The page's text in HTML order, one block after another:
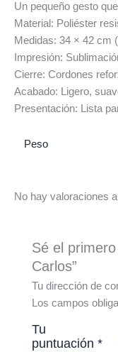
Un pequeño gesto
Material: Poliéster
Medidas: 34 × 42 cm
Impresión:
Cierre: Cordones
Acabado: Ligero,
Presentación: Lista
Peso
No hay valoraciones
Sé el
Carlos”
Tu dirección de
Los campos
Tu
puntuación*